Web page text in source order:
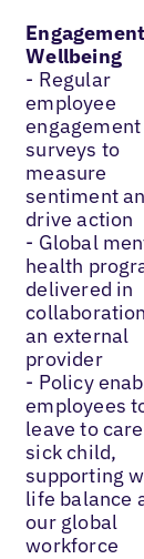
Wellbeing
- Regular
employee
engagement
surveys to
measure
sentiment
drive action
- Global
health
delivered in
an external
provider
- Policy
employees
leave to
sick child,
supporting
life balance
our global
workforce